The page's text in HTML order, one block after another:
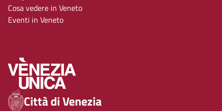
Cosa vedere in Veneto
Eventi in Veneto
Città di Venezia